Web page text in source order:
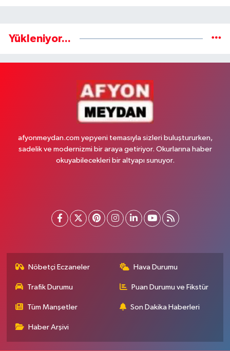
Yükleniyor...
afyonmeydan.com yepyeni temasıyla sizleri buluştururken,
sadelik ve modernizmi bir araya getiriyor. Okurlarına haber
okuyabilecekleri bir altyapı sunuyor.
Nöbetçi Eczaneler Hava Durumu
Trafik Durumu Puan Durumu ve Fikstür
Tüm Manşetler Son Dakika Haberleri
Haber Arşivi